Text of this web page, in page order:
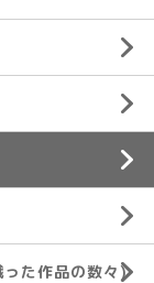
た作品の数々)